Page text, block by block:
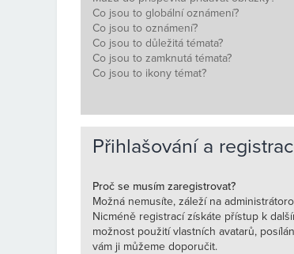
Co jsou to globální oznámení?
Co jsou to oznámení?
Co jsou to důležitá témata?
Co jsou to zamknutá témata?
Co jsou to ikony témat?
Přihlašování a
Proč se musím zaregistrovat?
Možná nemusíte, záleží na
Nicméně registrací získáte přístup k
možnost použití vlastních avatarů,
vám ji můžeme doporučit.